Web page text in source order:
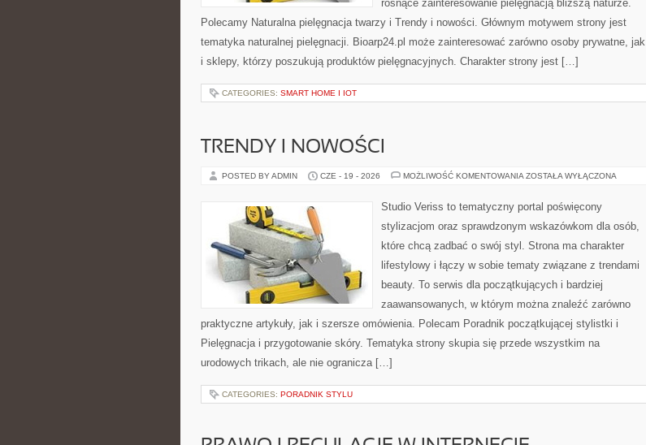
rosnące zainteresowanie pielęgnacją bliższą naturze.
Polecamy Naturalna pielęgnacja twarzy i Trendy i nowości. Głównym motywem strony jest
tematyka naturalnej pielęgnacji. Bioarp24.pl może zainteresować zarówno osoby prywatne, jak
i sklepy, którzy poszukują produktów pielęgnacyjnych. Charakter strony jest […]
CATEGORIES: SMART HOME I IOT
TRENDY I NOWOŚCI
POSTED BY ADMIN CZE - 19 - 2026 MOŻLIWOŚĆ KOMENTOWANIA TRENDY
ZOSTAŁA WYŁĄCZONA
Studio Veriss to tematyczny portal poświęcony
stylizacjom oraz sprawdzonym wskazówkom dla osób,
które chcą zadbać o swój styl. Strona ma charakter
lifestylowy i łączy w sobie tematy związane z trendami
beauty. To serwis dla początkujących i bardziej
zaawansowanych, w którym można znaleźć zarówno
praktyczne artykuły, jak i szersze omówienia. Polecam Poradnik początkującej stylistki i
Pielęgnacja i przygotowanie skóry. Tematyka strony skupia się przede wszystkim na
urodowych trikach, ale nie ogranicza […]
CATEGORIES: PORADNIK STYLU